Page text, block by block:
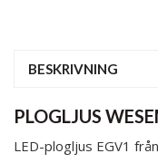
BESKRIVNING
PLOGLJUS
LED-plogljus EGV1